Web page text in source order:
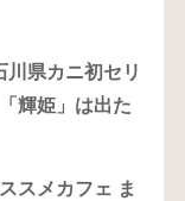
川県カニ初セリ
輝姫」は出た
スメカフェ ま